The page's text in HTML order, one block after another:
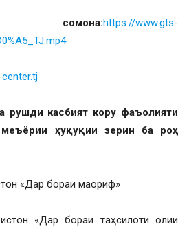
сомона:https://www.gts-
рушди касбият кору фаъолияти
ҳуқуқии зерин ба роҳ
«Дар бораи маориф»
«Дар бораи таҳсилоти олии